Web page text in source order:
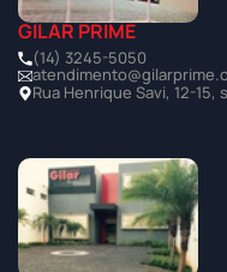
GILAR PRIME
(14) 3245-5050
Rua Henrique Savi, 12-15,